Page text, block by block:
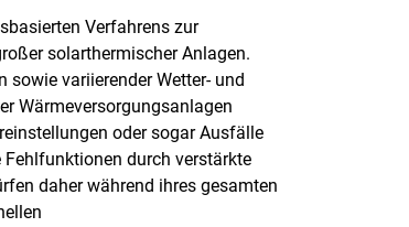
Verfahrens zur
solarthermischer Anlagen.
variierender Wetter- und
Wärmeversorgungsanlagen
oder sogar Ausfälle
durch verstärkte
daher während ihres gesamten